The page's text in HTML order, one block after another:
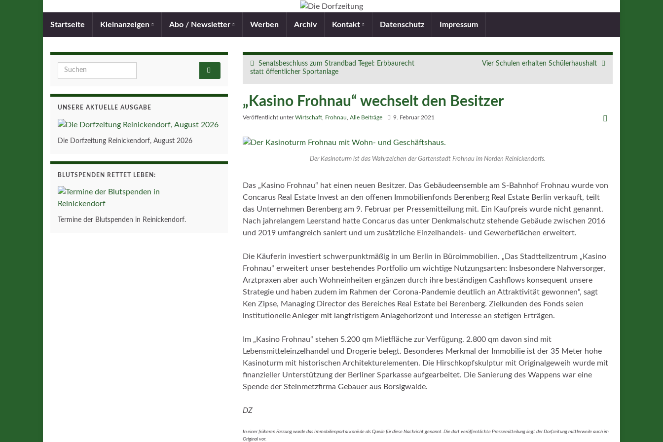
Startseite Kleinanzeigen Abo / Newsletter Werben Archiv Kontakt Datenschutz Impressum
Senatsbeschluss zum Strandbad Tegel: Erbbaurecht
statt öffentlicher Sportanlage
Vier Schulen erhalten Schülerhaushalt
„Kasino Frohnau“ wechselt den Besitzer
Veröffentlicht unterWirtschaft Frohnau Alle Beiträge 9. Februar 2021
Der Kasinoturm ist das Wahrzeichen der Gartenstadt Frohnau im Norden Reinickendorfs.
Das „Kasino Frohnau“ hat einen neuen Besitzer. Das Gebäudeensemble am S-Bahnhof Frohnau wurde von
Concarus Real Estate Invest an den offenen Immobilienfonds Berenberg Real Estate Berlin verkauft, teilt
das Unternehmen Berenberg am 9. Februar per Pressemitteilung mit. Ein Kaufpreis wurde nicht genannt.
Nach jahrelangem Leerstand hatte Concarus das unter Denkmalschutz stehende Gebäude zwischen 2016
und 2019 umfangreich saniert und um zusätzliche Einzelhandels- und Gewerbeflächen erweitert.
Die Käuferin investiert schwerpunktmäßig in um Berlin in Büroimmobilien. „Das Stadtteilzentrum „Kasino
Frohnau“ erweitert unser bestehendes Portfolio um wichtige Nutzungsarten: Insbesondere Nahversorger,
Arztpraxen aber auch Wohneinheiten ergänzen durch ihre beständigen Cashflows konsequent unsere
Strategie und haben zudem im Rahmen der Corona-Pandemie deutlich an Attraktivität gewonnen“, sagt
Ken Zipse, Managing Director des Bereiches Real Estate bei Berenberg. Zielkunden des Fonds seien
institutionelle Anleger mit langfristigem Anlagehorizont und Interesse an stetigen Erträgen.
Im „Kasino Frohnau“ stehen 5.200 qm Mietfläche zur Verfügung. 2.800 qm davon sind mit
Lebensmitteleinzelhandel und Drogerie belegt. Besonderes Merkmal der Immobilie ist der 35 Meter hohe
Kasinoturm mit historischen Architekturelementen. Die Hirschkopfskulptur mit Originalgeweih wurde mit
finanzieller Unterstützung der Berliner Sparkasse aufgearbeitet. Die Sanierung des Wappens war eine
Spende der Steinmetzfirma Gebauer aus Borsigwalde.
DZ
In einer früheren Fassung wurde das Immobilienportal konii.de als Quelle für diese Nachricht genannt. Die dort veröffentlichte Pressemitteilung liegt der Dorfzeitung mittlerweile auch im
Original vor.
Search for:
UNSERE AKTUELLE AUSGABE
Die Dorfzeitung Reinickendorf, August 2026
BLUTSPENDEN RETTET LEBEN:
Termine der Blutspenden in Reinickendorf.